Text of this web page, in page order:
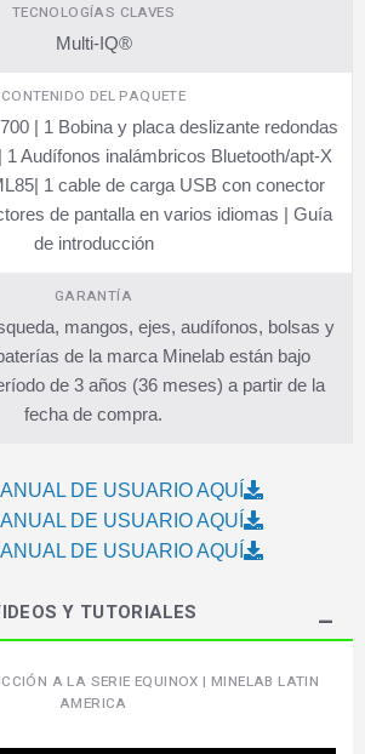
TECNOLOGÍAS CLAVES
Multi-IQ®
CONTENIDO DEL PAQUETE
| 1 Bobina y placa deslizante redondas
1 Audífonos inalámbricos Bluetooth/apt-X
1 cable de carga USB con conector
de pantalla en varios idiomas | Guía
de introducción
GARANTÍA
mangos, ejes, audífonos, bolsas y
de la marca Minelab están bajo
de 3 años (36 meses) a partir de la
fecha de compra.
DE USUARIO AQUÍ
DE USUARIO AQUÍ
DE USUARIO AQUÍ
Y TUTORIALES
A LA SERIE EQUINOX | MINELAB LATIN
AMERICA